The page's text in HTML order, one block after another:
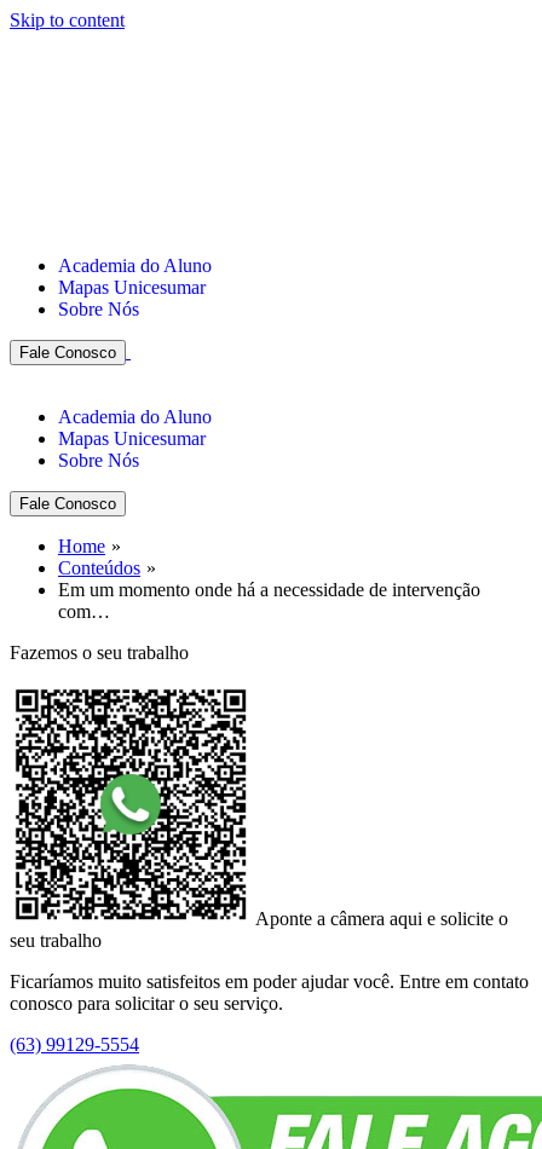
Skip to content
Academia do Aluno
Mapas Unicesumar
Sobre Nós
Fale Conosco
Academia do Aluno
Mapas Unicesumar
Sobre Nós
Fale Conosco
Home
Conteúdos
Em um momento onde há a necessidade de intervenção
com…
Fazemos o seu trabalho
Aponte a câmera aqui e solicite o
seu trabalho
Ficaríamos muito satisfeitos em poder ajudar você. Entre em contato
conosco para solicitar o seu serviço.
(63) 99129-5554